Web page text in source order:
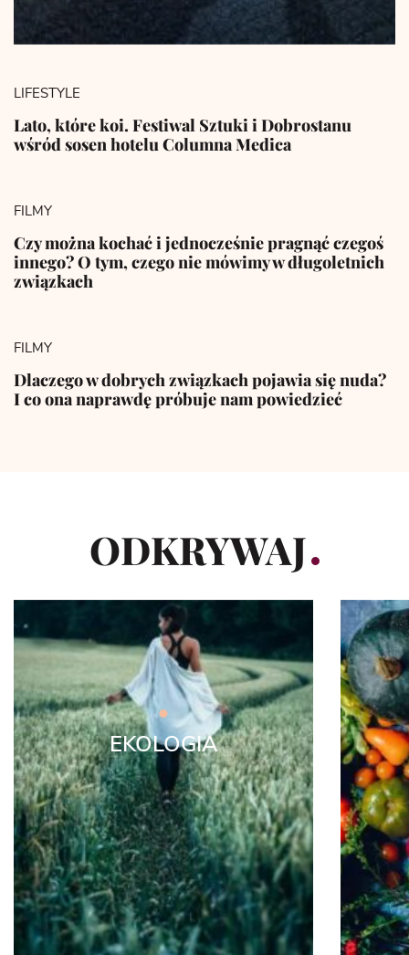
LIFESTYLE
Lato, które koi. Festiwal Sztuki i Dobrostanu
wśród sosen hotelu Columna Medica
FILMY
Czy można kochać i jednocześnie pragnąć czegoś
innego? O tym, czego nie mówimy w długoletnich
związkach
FILMY
Dlaczego w dobrych związkach pojawia się nuda?
I co ona naprawdę próbuje nam powiedzieć
ODKRYWAJ
EKOLOGIA